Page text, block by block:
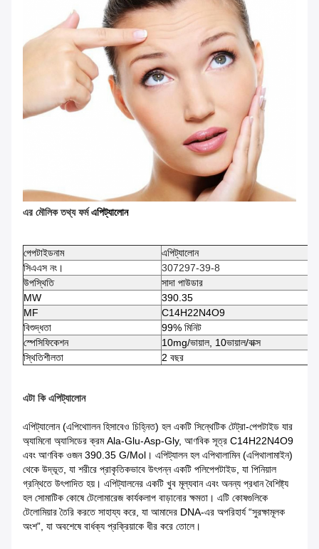
এর মৌলিক তথ্য ফর্মএপিট্যালোন
পেপটাইডনাম
এপিট্যালোন
সিএএস নং।
307297-39-8
উপস্থিতি
সাদা পাউডার
MW
390.35
MF
C14H22N4O9
বিশুদ্ধতা
99% মিনিট
স্পেসিফিকেশন
10mg/ভায়াল, 10ভায়াল/বাক্স
স্থিতিশীলতা
2 বছর
এটা কি এপিট্যালোন
এপিট্যালোন (এপিথাোলন হিসাবেও চিহ্নিত) হল একটি সিন্থেটিক টেট্রা-পেপটাইড যার
অ্যামিনো অ্যাসিডের ক্রম Ala-Glu-Asp-Gly, আণবিক সূত্র C14H22N4O9
এবং আণবিক ওজন 390.35 G/mol। এপিট্যালন হল এপিথালামিন (এপিথালামাইন)
থেকে উদ্ভূত, যা শরীরে প্রাকৃতিকভাবে উৎপন্ন একটি পলিপেপটাইড, যা পিনিয়াল
গ্রন্থিতে উৎপাদিত হয়। এপিট্যালনের একটি খুব মূল্যবান এবং অনন্য প্রধান বৈশিষ্ট্য
হল সোমাটিক কোষে টেলোমারেজ কার্যকলাপ বাড়ানোর ক্ষমতা। এটি কোষগুলিকে
টেলোমিয়ার তৈরি করতে সাহায্য করে, যা আমাদের DNA-এর অপরিহার্য “সুরক্ষামূলক
অংশ”, যা অবশেষে বার্ধক্য প্রক্রিয়াকে ধীর করে তোলে।